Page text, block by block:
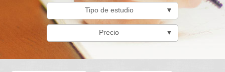
Tipo de estudio ▼
Precio ▼